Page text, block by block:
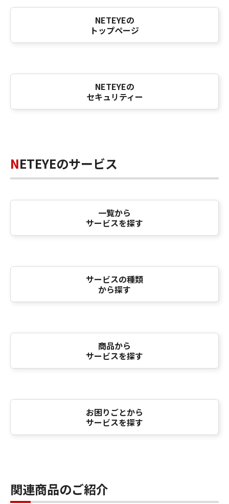
NETEYEの
トップページ
NETEYEの
セキュリティー
NETEYEのサービス
一覧から
サービスを探す
サービスの種類
から探す
商品から
サービスを探す
お困りごとから
サービスを探す
関連商品のご紹介